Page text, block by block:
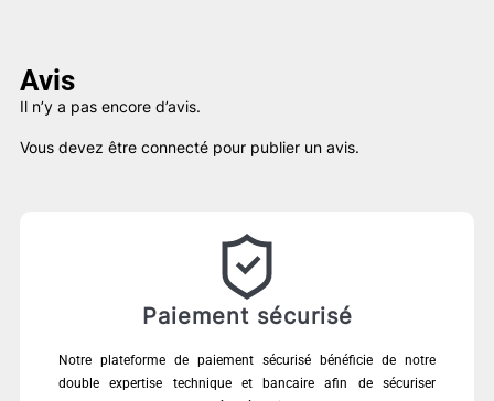
Avis
Il n’y a pas encore d’avis.
Vous devez être connecté pour publier un avis.
Paiement sécurisé
Notre plateforme de paiement sécurisé bénéficie de notre
double expertise technique et bancaire afin de sécuriser